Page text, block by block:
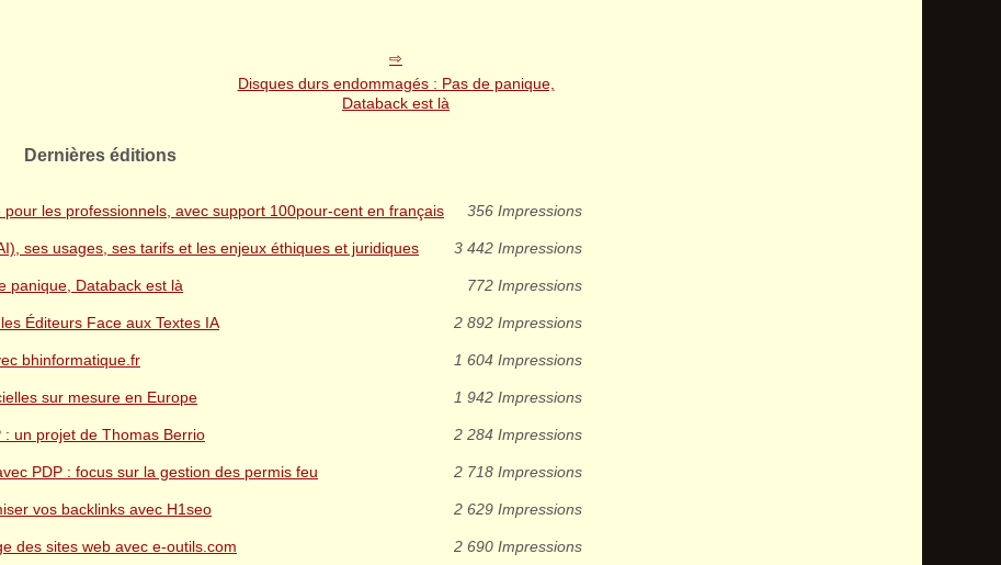
Disques durs endommagés : Pas de panique,
Databack est là
Dernières éditions
les professionnels, avec support 100pour-cent en français 356 Impressions
ses usages, ses tarifs et les enjeux éthiques et juridiques 3 442 Impressions
panique, Databack est là 772 Impressions
Éditeurs Face aux Textes IA 2 892 Impressions
bhinformatique.fr 1 604 Impressions
sur mesure en Europe 1 942 Impressions
un projet de Thomas Berrio 2 284 Impressions
PDP : focus sur la gestion des permis feu 2 718 Impressions
vos backlinks avec H1seo 2 629 Impressions
des sites web avec e-outils.com 2 690 Impressions